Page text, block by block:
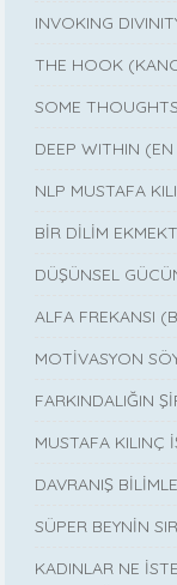
INVOKING
THE HOOK
SOME
DEEP WITHIN
NLP MUSTAFA
BİR DİLİM
DÜŞÜNSEL
ALFA FREKANSI
MOTİVASYON
FARKINDALIĞIN
MUSTAFA KILINÇ
DAVRANIŞ
SÜPER BEYNİN
KADINLAR NE